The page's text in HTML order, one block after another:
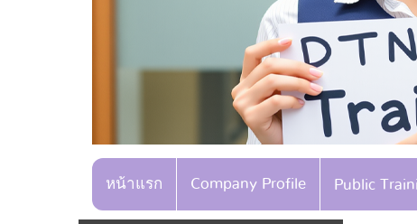
หน้าแรก Company Profile Public